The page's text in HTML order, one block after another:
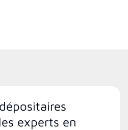
experts en